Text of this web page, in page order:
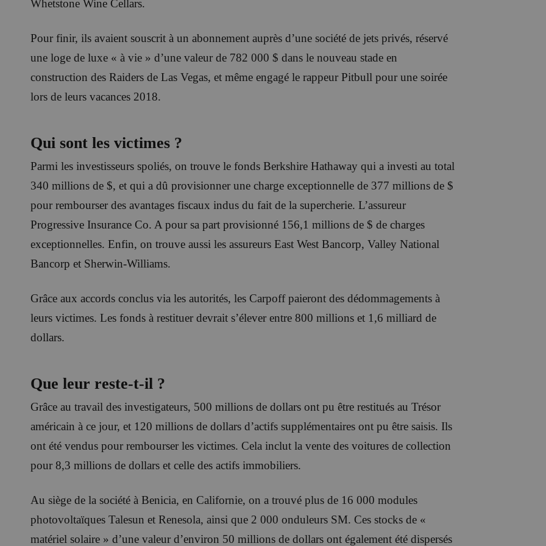
Whetstone Wine Cellars.
Pour finir, ils avaient souscrit à un abonnement auprès d’une société de jets privés, réservé
une loge de luxe « à vie » d’une valeur de 782 000 $ dans le nouveau stade en
construction des Raiders de Las Vegas, et même engagé le rappeur Pitbull pour une soirée
lors de leurs vacances 2018.
Qui sont les victimes ?
Parmi les investisseurs spoliés, on trouve le fonds Berkshire Hathaway qui a investi au total
340 millions de $, et qui a dû provisionner une charge exceptionnelle de 377 millions de $
pour rembourser des avantages fiscaux indus du fait de la supercherie. L’assureur
Progressive Insurance Co. A pour sa part provisionné 156,1 millions de $ de charges
exceptionnelles. Enfin, on trouve aussi les assureurs East West Bancorp, Valley National
Bancorp et Sherwin-Williams.
Grâce aux accords conclus via les autorités, les Carpoff paieront des dédommagements à
leurs victimes. Les fonds à restituer devrait s’élever entre 800 millions et 1,6 milliard de
dollars.
Que leur reste-t-il ?
Grâce au travail des investigateurs, 500 millions de dollars ont pu être restitués au Trésor
américain à ce jour, et 120 millions de dollars d’actifs supplémentaires ont pu être saisis. Ils
ont été vendus pour rembourser les victimes. Cela inclut la vente des voitures de collection
pour 8,3 millions de dollars et celle des actifs immobiliers.
Au siège de la société à Benicia, en Californie, on a trouvé plus de 16 000 modules
photovoltaïques Talesun et Renesola, ainsi que 2 000 onduleurs SM. Ces stocks de «
matériel solaire » d’une valeur d’environ 50 millions de dollars ont également été dispersés